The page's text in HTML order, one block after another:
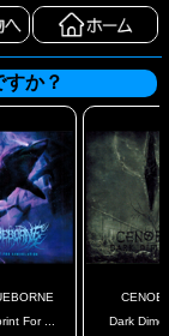
か？
For ...
Dark